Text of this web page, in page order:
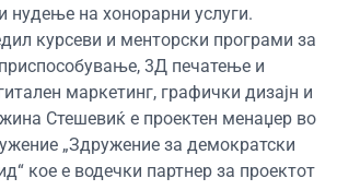
нудење на хонорарни услуги.
курсеви и менторски програми за
3Д печатење и
маркетинг, графички дизајн и
Стешевиќ е проектен менаџер во
„Здружение за демократски
кое е водечки партнер за проектот